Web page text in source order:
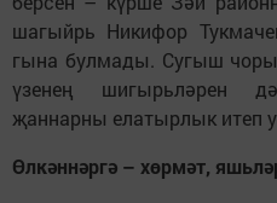
шагыйрь Никифор
гына булмады. Сугыш
үзенең шигырьләрен
җаннарны елатырлык итеп
Өлкәннәргә – хөрмәт,